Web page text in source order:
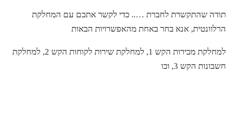
תודה שהתקשרת לחברת ….. כדי לקשר אתכם עם המחלקת
הרלוונטית, אנא בחר באחת מהאפשרויות הבאות
למחלקת מכירות הקש 1, למחלקת שירות לקוחות הקש 2, למחלקת
חשבונות הקש 3, וכו